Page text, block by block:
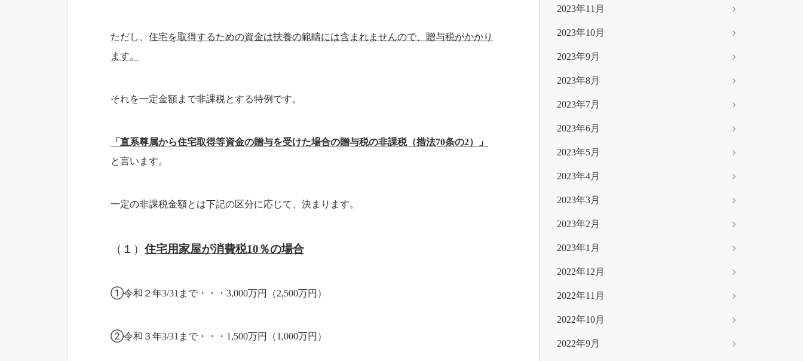
ただし、 住宅を取得するための資金は扶養の範疇には含まれませんので、贈与税がかかり
ます。
それを一定金額まで非課税とする特例です。
「直系尊属から住宅取得等資金の贈与を受けた場合の贈与税の非課税（措法70条の2）」
と言います。
一定の非課税金額とは下記の区分に応じて、決まります。
（１） 住宅用家屋が消費税10％の場合
①令和２年3/31まで・・・3,000万円（2,500万円）
②令和３年3/31まで・・・1,500万円（1,000万円）
2023年11月
2023年10月
2023年9月
2023年8月
2023年7月
2023年6月
2023年5月
2023年4月
2023年3月
2023年2月
2023年1月
2022年12月
2022年11月
2022年10月
2022年9月